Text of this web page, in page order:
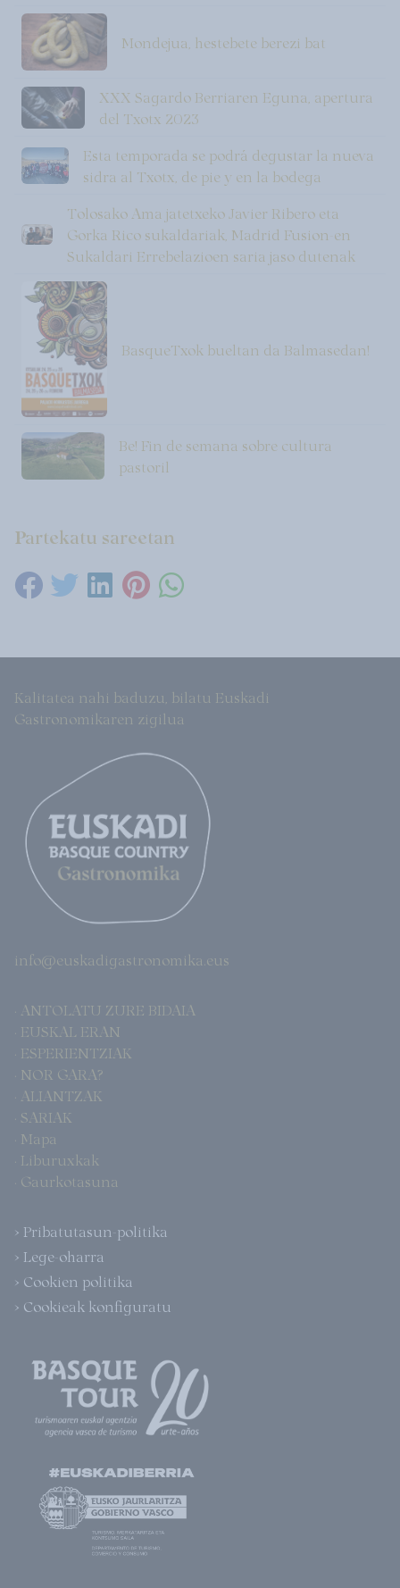
Mondejua, hestebete berezi bat
XXX Sagardo Berriaren Eguna, apertura
del Txotx 2023
Esta temporada se podrá degustar la nueva
sidra al Txotx, de pie y en la bodega
Tolosako Ama jatetxeko Javier Ribero eta
Gorka Rico sukaldariak, Madrid Fusion-en
Sukaldari Errebelazioen saria jaso dutenak
BasqueTxok bueltan da Balmasedan!
Be! Fin de semana sobre cultura
pastoril
Partekatu sareetan
Kalitatea nahi baduzu, bilatu Euskadi
Gastronomikaren zigilua
info@euskadigastronomika.eus
· ANTOLATU ZURE BIDAIA
· EUSKAL ERAN
· ESPERIENTZIAK
· NOR GARA?
· ALIANTZAK
· SARIAK
· Mapa
· Liburuxkak
· Gaurkotasuna
> Pribatutasun-politika
> Lege-oharra
> Cookien politika
> Cookieak konfiguratu